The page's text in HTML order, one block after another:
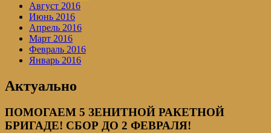
Август 2016
Июнь 2016
Апрель 2016
Март 2016
Февраль 2016
Январь 2016
Актуально
ПОМОГАЕМ 5 ЗЕНИТНОЙ РАКЕТНОЙ
БРИГАДЕ! СБОР ДО 2 ФЕВРАЛЯ!